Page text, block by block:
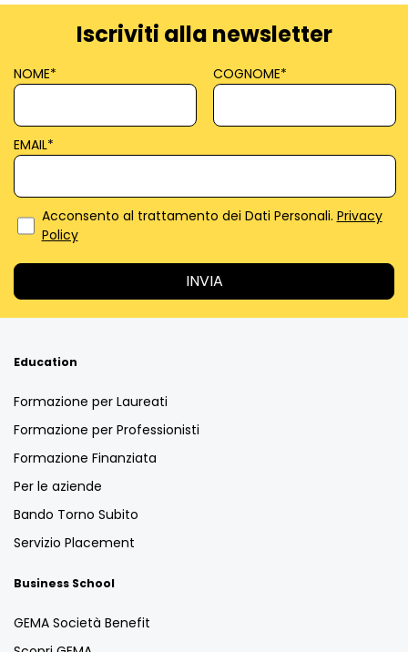
Iscriviti alla newsletter
NOME* COGNOME*
EMAIL*
Acconsento al trattamento dei Dati Personali. Privacy
Policy
Education
Formazione per Laureati
Formazione per Professionisti
Formazione Finanziata
Per le aziende
Bando Torno Subito
Servizio Placement
Business School
GEMA Società Benefit